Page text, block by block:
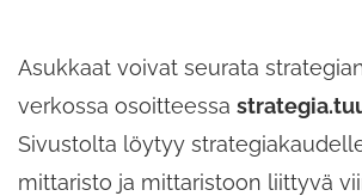
Asukkaat voivat seurata
verkossa osoitteessa
Sivustolta löytyy
mittaristo ja mittaristoon liittyvä